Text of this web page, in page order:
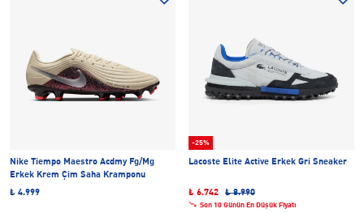
Nike Tiempo Maestro Acdmy Fg/Mg
Erkek Krem Çim Saha Kramponu
₺ 4.999
-25%
Lacoste Elite Active Erkek Gri Sneaker
₺ 6.742 ₺ 8.990
Son 10 Günün En Düşük Fiyatı